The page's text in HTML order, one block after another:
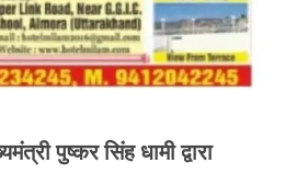
पुष्कर सिंह धामी द्वारा